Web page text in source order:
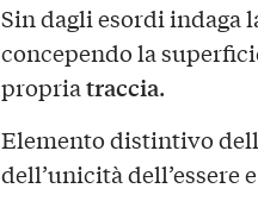
Sin dagli esordi indaga
concependo la
propriatraccia.
Elemento distintivo
dell’unicità dell’essere